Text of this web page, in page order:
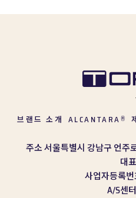
브랜드 소개 ALCANTARA®
주소서울특별시 강남구 언주
대표
사업자등록
A/S센터